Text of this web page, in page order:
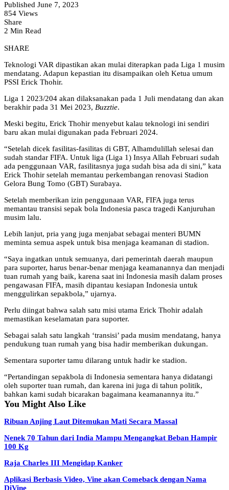
Published June 7, 2023
854 Views
Share
2 Min Read
SHARE
Teknologi VAR dipastikan akan mulai diterapkan pada Liga 1 musim
mendatang. Adapun kepastian itu disampaikan oleh Ketua umum
PSSI Erick Thohir.
Liga 1 2023/204 akan dilaksanakan pada 1 Juli mendatang dan akan
berakhir pada 31 Mei 2023, Buzztie.
Meski begitu, Erick Thohir menyebut kalau teknologi ini sendiri
baru akan mulai digunakan pada Februari 2024.
“Setelah dicek fasilitas-fasilitas di GBT, Alhamdulillah selesai dan
sudah standar FIFA. Untuk liga (Liga 1) Insya Allah Februari sudah
ada penggunaan VAR, fasilitasnya juga sudah bisa ada di sini,” kata
Erick Thohir setelah memantau perkembangan renovasi Stadion
Gelora Bung Tomo (GBT) Surabaya.
Setelah memberikan izin penggunaan VAR, FIFA juga terus
memantau transisi sepak bola Indonesia pasca tragedi Kanjuruhan
musim lalu.
Lebih lanjut, pria yang juga menjabat sebagai menteri BUMN
meminta semua aspek untuk bisa menjaga keamanan di stadion.
“Saya ingatkan untuk semuanya, dari pemerintah daerah maupun
para suporter, harus benar-benar menjaga keamanannya dan menjadi
tuan rumah yang baik, karena saat ini Indonesia masih dalam proses
pengawasan FIFA, masih dipantau kesiapan Indonesia untuk
menggulirkan sepakbola,” ujarnya.
Perlu diingat bahwa salah satu misi utama Erick Thohir adalah
memastikan keselamatan para suporter.
Sebagai salah satu langkah ‘transisi’ pada musim mendatang, hanya
pendukung tuan rumah yang bisa hadir memberikan dukungan.
Sementara suporter tamu dilarang untuk hadir ke stadion.
“Pertandingan sepakbola di Indonesia sementara hanya didatangi
oleh suporter tuan rumah, dan karena ini juga di tahun politik,
bahkan kami sudah bicarakan bagaimana keamanannya itu.”
You Might Also Like
Ribuan Anjing Laut Ditemukan Mati Secara Massal
Nenek 70 Tahun dari India Mampu Mengangkat Beban Hampir
100 Kg
Raja Charles III Mengidap Kanker
Aplikasi Berbasis Video, Vine akan Comeback dengan Nama
DiVine